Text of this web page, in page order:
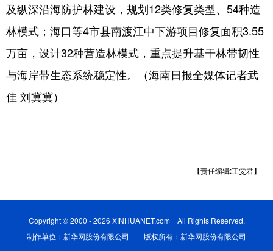
及纵深沿海防护林建设，规划12类修复类型、54种造
林模式；海口等4市县南渡江中下游项目修复面积3.55
万亩，设计32种营造林模式，重点提升基干林带韧性
与海岸带生态系统稳定性。（海南日报全媒体记者武
佳 刘冀冀）
【责任编辑:王雯君】
Copyright © 2000 - 2026 XINHUANET.com All Rights Reserved.
制作单位：新华网股份有限公司 版权所有：新华网股份有限公司